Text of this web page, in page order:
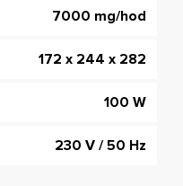
7000 mg/hod
172 x 244 x 282
100 W
230 V / 50 Hz